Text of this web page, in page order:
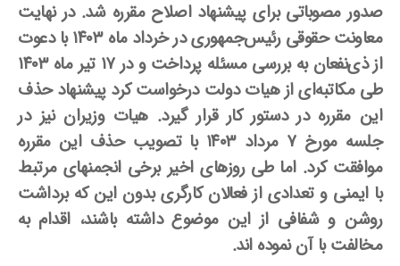
صدور مصوباتی برای پیشنهاد اصلاح مقرره شد. در نهایت
معاونت حقوقی رئیس‌جمهوری در خرداد ماه ۱۴۰۳ با دعوت
از ذی‌نفعان به بررسی مسئله پرداخت و در۱۷ تیر ماه۱۴۰۳
طی مکاتبه‌ای از هیات دولت درخواست کرد پیشنهاد حذف
این مقرره در دستور کار قرار گیرد. هیات وزیران نیز در
جلسه مورخ۷ مرداد۱۴۰۳ با تصویب حذف این مقرره
موافقت کرد. اما طی روزهای اخیر برخی انجمن­های مرتبط
با ایمنی و تعدادی از فعالان کارگری بدون این که برداشت
روشن و شفافی از این موضوع داشته باشند، اقدام به
مخالفت با آن نموده ­اند.